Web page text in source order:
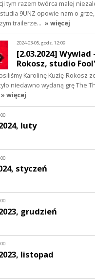
tym razem twórca małej
9UNZ opowie nam o
trailerze… » więcej
2024-03-05, godz. 12:09
[2.03.2024]
Rokosz, studio
Karolinę Kuzię-Rokosz
niedawno wydaną grę The
» więcej
luty
styczeń
grudzień
listopad